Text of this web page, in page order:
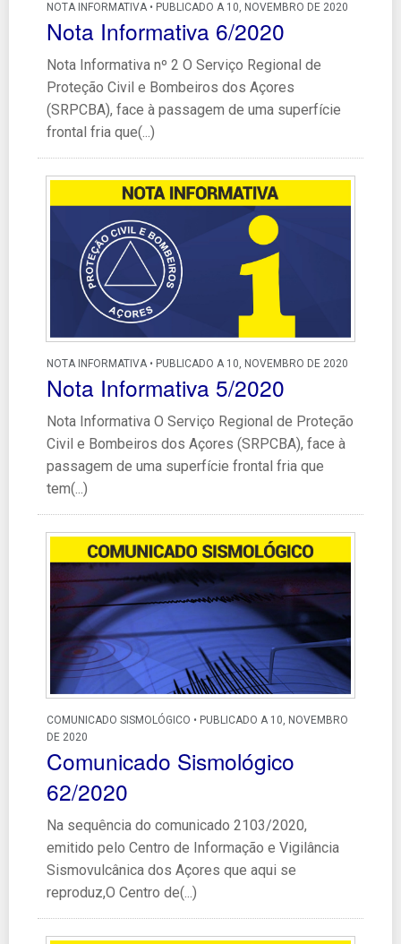
NOTA INFORMATIVA • PUBLICADO A 10, NOVEMBRO DE 2020
Nota Informativa 6/2020
Nota Informativa nº 2 O Serviço Regional de
Proteção Civil e Bombeiros dos Açores
(SRPCBA), face à passagem de uma superfície
frontal fria que(...)
NOTA INFORMATIVA • PUBLICADO A 10, NOVEMBRO DE 2020
Nota Informativa 5/2020
Nota Informativa O Serviço Regional de Proteção
Civil e Bombeiros dos Açores (SRPCBA), face à
passagem de uma superfície frontal fria que
tem(...)
COMUNICADO SISMOLÓGICO • PUBLICADO A 10, NOVEMBRO
DE 2020
Comunicado Sismológico
62/2020
Na sequência do comunicado 2103/2020,
emitido pelo Centro de Informação e Vigilância
Sismovulcânica dos Açores que aqui se
reproduz,O Centro de(...)